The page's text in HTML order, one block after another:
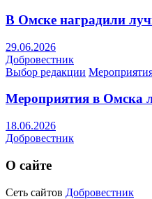
В Омске наградили
29.06.2026
Добровестник
Выбор редакции
Мероприятия в Омска
18.06.2026
Добровестник
О сайте
Сеть сайтов Добровестник